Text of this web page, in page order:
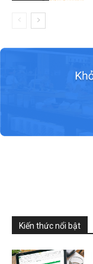
Kiến thức nổi bật